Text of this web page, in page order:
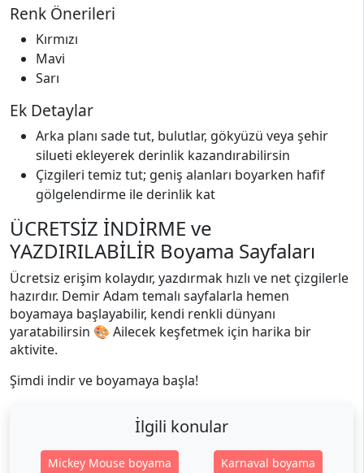
Renk Önerileri
Kırmızı
Mavi
Sarı
Ek Detaylar
Arka planı sade tut, bulutlar, gökyüzü veya şehir
silueti ekleyerek derinlik kazandırabilirsin
Çizgileri temiz tut; geniş alanları boyarken hafif
gölgelendirme ile derinlik kat
ÜCRETSİZ İNDİRME ve
YAZDIRILABİLİR Boyama Sayfaları
Ücretsiz erişim kolaydır, yazdırmak hızlı ve net çizgilerle
hazırdır. Demir Adam temalı sayfalarla hemen
boyamaya başlayabilir, kendi renkli dünyanı
yaratabilirsin 🎨 Ailecek keşfetmek için harika bir
aktivite.
Şimdi indir ve boyamaya başla!
İlgili konular
Mickey Mouse boyama
Karnaval boyama